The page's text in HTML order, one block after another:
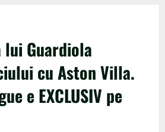
Guardiola
cu Aston Villa.
e EXCLUSIV pe